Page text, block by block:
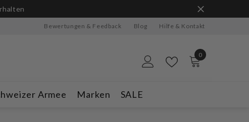
Bewertungen & Feedback Blog Hilfe & Kontakt
0
0
Armee Marken SALE